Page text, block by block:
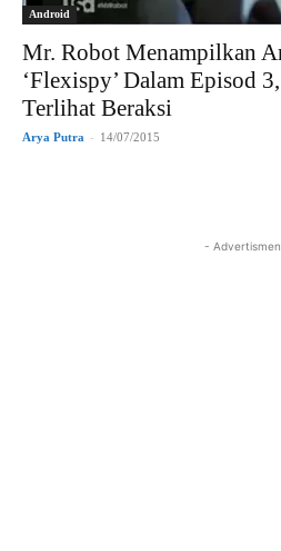
Android
Mr. Robot Menampilkan
‘Flexispy’ Dalam Episod
Terlihat Beraksi
Arya Putra - 14/07/2015
-